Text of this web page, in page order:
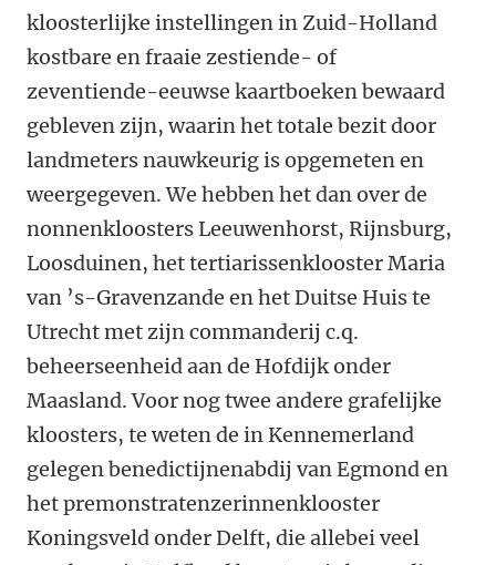
kloosterlijke instellingen in Zuid-Holland
kostbare en fraaie zestiende- of
zeventiende-eeuwse kaartboeken bewaard
gebleven zijn, waarin het totale bezit door
landmeters nauwkeurig is opgemeten en
weergegeven. We hebben het dan over de
nonnenkloosters Leeuwenhorst, Rijnsburg,
Loosduinen, het tertiarissenklooster Maria
van ’s-Gravenzande en het Duitse Huis te
Utrecht met zijn commanderij c.q.
beheerseenheid aan de Hofdijk onder
Maasland. Voor nog twee andere grafelijke
kloosters, te weten de in Kennemerland
gelegen benedictijnenabdij van Egmond en
het premonstratenzerinnenklooster
Koningsveld onder Delft, die allebei veel